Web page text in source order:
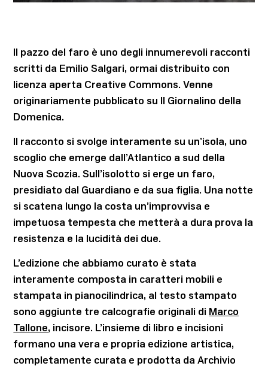
Il pazzo del faro è uno degli innumerevoli racconti
scritti da Emilio Salgari, ormai distribuito con
licenza aperta Creative Commons. Venne
originariamente pubblicato su Il Giornalino della
Domenica.
Il racconto si svolge interamente su un’isola, uno
scoglio che emerge dall’Atlantico a sud della
Nuova Scozia. Sull’isolotto si erge un faro,
presidiato dal Guardiano e da sua figlia. Una notte
si scatena lungo la costa un’improvvisa e
impetuosa tempesta che metterà a dura prova la
resistenza e la lucidità dei due.
L’edizione che abbiamo curato è stata
interamente composta in caratteri mobili e
stampata in pianocilindrica, al testo stampato
sono aggiunte tre calcografie originali di Marco
Tallone, incisore. L’insieme di libro e incisioni
formano una vera e propria edizione artistica,
completamente curata e prodotta da Archivio